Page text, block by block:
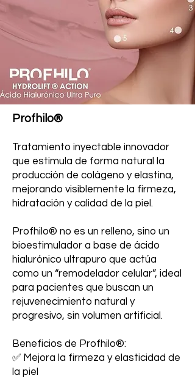
Profhilo®
Tratamiento inyectable innovador
que estimula de forma natural la
producción de colágeno y elastina,
mejorando visiblemente la firmeza,
hidratación y calidad de la piel.
Profhilo® no es un relleno, sino un
bioestimulador a base de ácido
hialurónico ultrapuro que actúa
como un “remodelador celular”, ideal
para pacientes que buscan un
rejuvenecimiento natural y
progresivo, sin volumen artificial.
Beneficios de Profhilo®:
✅ Mejora la firmeza y elasticidad de
la piel